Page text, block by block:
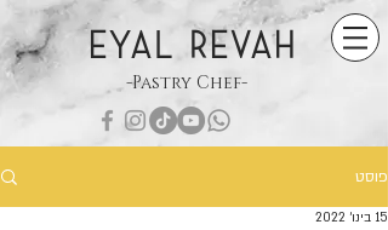
EYAL REVAH
-Pastry Chef-
פוסט
15 בינו׳ 2022